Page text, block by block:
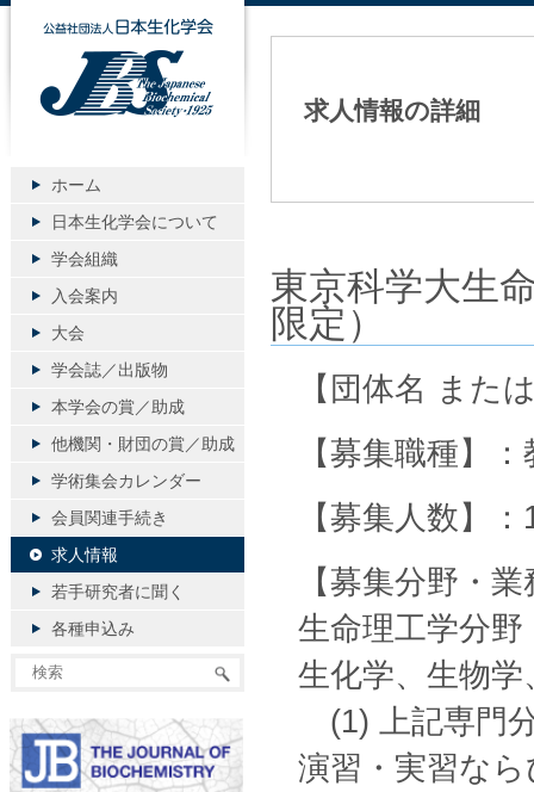
求人情報の詳細
東京科学大生
限定）
【団体名 また
【募集職種】
【募集人数】：
【募集分野・
生命理工学分
生化学、生物
(1) 上記専門
演習・実習な
公益社団法人日本生化学会
ホーム
日本生化学会について
学会組織
入会案内
大会
学会誌／出版物
本学会の賞／助成
他機関・財団の賞／助成
学術集会カレンダー
会員関連手続き
求人情報
若手研究者に聞く
各種申込み